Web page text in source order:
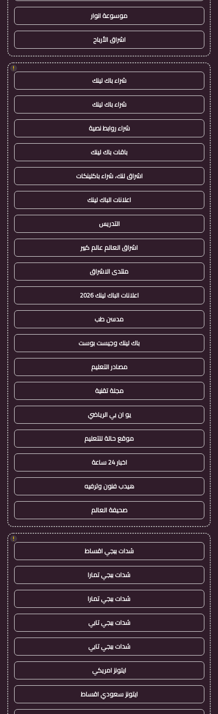
موسوعة انوار
اشراق الأرباح
!
شراء باك لينك
شراء باك لينك
شراء روابط نصية
باقات باك لينك
اشراق لنك، شراء باكلينكات
اعلانات الباك لينك
التدريس
اشراق العالم عالم كبير
منتدى الاشراق
اعلانات الباك لينك 2026
مدسن طب
باك لينك وجيست بوست
مصادر التعليم
مجلة تقنية
يو ان بي الرياضي
موقع حالة للتعليم
اخبار 24 ساعة
هيدب فنون وترفيه
صحيفة العالم
!
شدات ببجي اقساط
شدات ببجي تمارا
شدات ببجي تمارا
شدات ببجي تابي
شدات ببجي تابي
ايتونز امريكي
ايتونز سعودي اقساط